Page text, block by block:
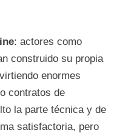
: actores como
construido su propia
enormes
contratos de
la parte técnica y de
satisfactoria, pero